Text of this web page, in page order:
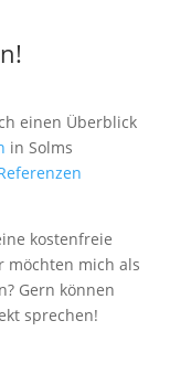
einen Überblick
in Solms
kostenfreie
möchten mich als
Gern können
sprechen!